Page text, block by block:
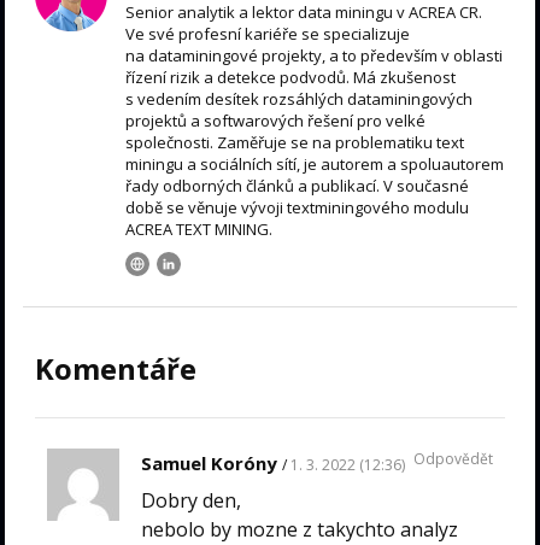
Senior analytik a lektor data miningu v ACREA CR.
Ve své profesní kariéře se specializuje
na dataminingové projekty, a to především v oblasti
řízení rizik a detekce podvodů. Má zkušenost
s vedením desítek rozsáhlých dataminingových
projektů a softwarových řešení pro velké
společnosti. Zaměřuje se na problematiku text
miningu a sociálních sítí, je autorem a spoluautorem
řady odborných článků a publikací. V současné
době se věnuje vývoji textminingového modulu
ACREA TEXT MINING.
Komentáře
Samuel Koróny 1. 3. 2022 (12:36)
Dobry den,
nebolo by mozne z takychto analyz
Odpovědět